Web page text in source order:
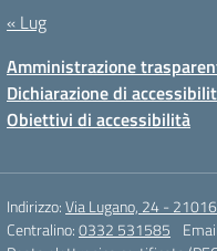
« Lug
Amministrazione
Dichiarazione di
Obiettivi di accessibilità
Indirizzo:Via Lugano, 24 - 21016
Centralino:0332 531585